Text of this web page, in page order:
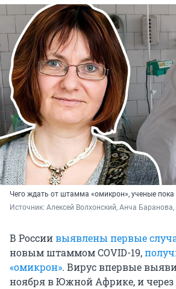
Чего ждать от штамма «омикрон», ученые пока
Источник: Алексей Волхонский, Анча
В Россиивыявлены первые
новым штаммом COVID-19,
«омикрон». Вирус впервые
ноября в Южной Африке, и через